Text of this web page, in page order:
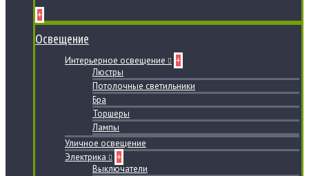
+
Освещение
Интерьерное освещение
+
Люстры
Потолочные светильники
Бра
Торшеры
Лампы
Уличное освещение
Электрика
+
Выключатели